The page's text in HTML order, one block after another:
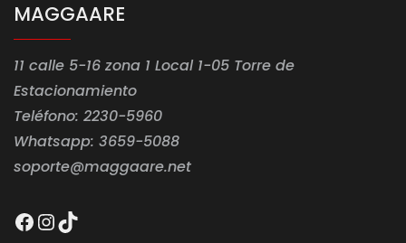
MAGGAARE
11 calle 5-16 zona 1 Local 1-05 Torre de
Estacionamiento
Teléfono: 2230-5960
Whatsapp: 3659-5088
soporte@maggaare.net
Facebook
Instagram
TikTok